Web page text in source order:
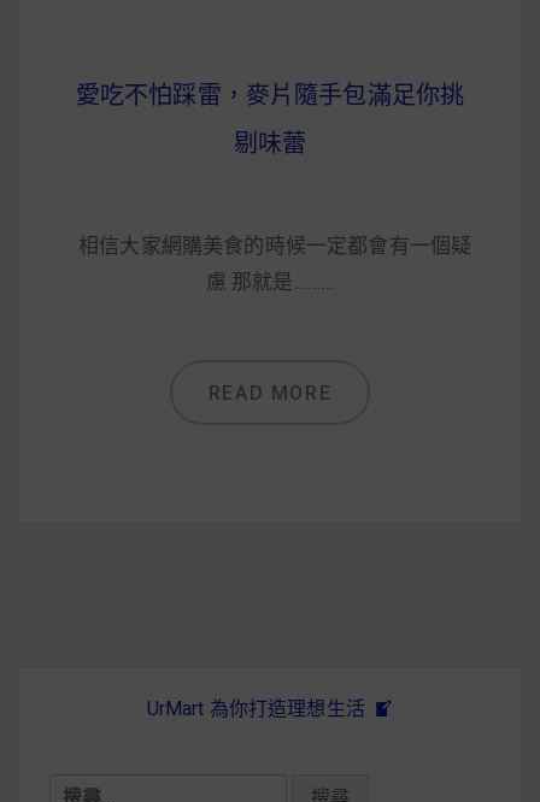
啦！
愛吃不怕踩雷，麥片隨手包滿足你挑
剔味蕾
相信大家網購美食的時候一定都會有一個疑
慮 那就是………
READ MORE
UrMart 為你打造理想生活
搜